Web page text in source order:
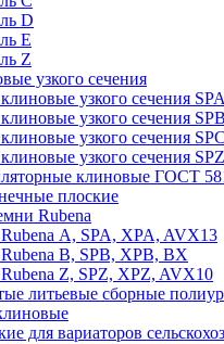
D
E
Z
узкого сечения
узкого сечения
узкого сечения
узкого сечения
узкого сечения
клиновые ГОСТ
плоские
Rubena
А, SPA, XPA, AVX13
В, SPВ, ХPВ, ВХ
Z, SPZ, XPZ, AVX10
литьевые сборные
для вариаторов